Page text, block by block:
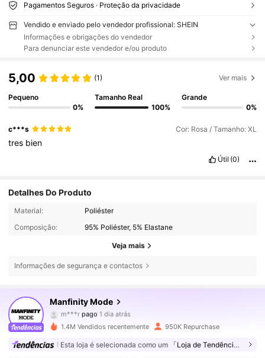
Pagamentos Seguros · Proteção da privacidade
Vendido e enviado pelo vendedor profissional: SHEIN
Informações e obrigações do vendedor
Para denunciar este vendedor e/ou produto
5,00 (1) Ver mais
Pequeno
0%
Tamanho Real
100%
Grande
0%
c***s Cor: Rosa / Tamanho: XL
tres bien
Útil (0)
Detalhes Do Produto
Material:
Poliéster
Composição:
95% Poliéster, 5% Elastane
Veja mais
Informações de segurança e contactos
Manfinity Mode
m***rpago1 dia atrás
p***fseguiu2 horas atrás
1.4M Vendidos recentemente 950K Repurchase
Esta loja é selecionada como um 「Loja de Tendências」